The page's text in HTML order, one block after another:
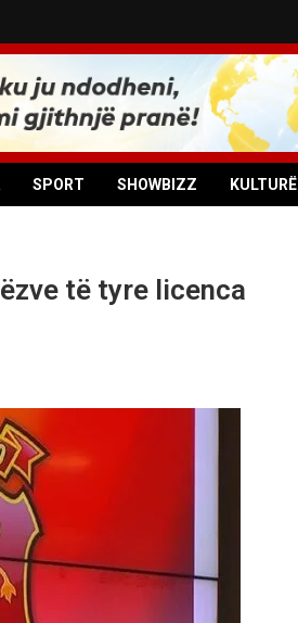
SPORT SHOWBIZZ KULTURË
të tyre licenca